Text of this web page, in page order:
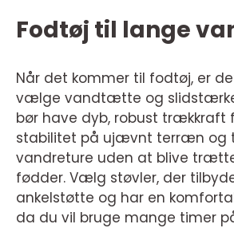
Fodtøj til lange
Når det kommer til fodtøj, er
vælge vandtætte og
bør have dyb, robust trækkraft
stabilitet på ujævnt terræn og
vandreture uden at blive
fødder. Vælg støvler, der
ankelstøtte og har en
da du vil bruge mange timer